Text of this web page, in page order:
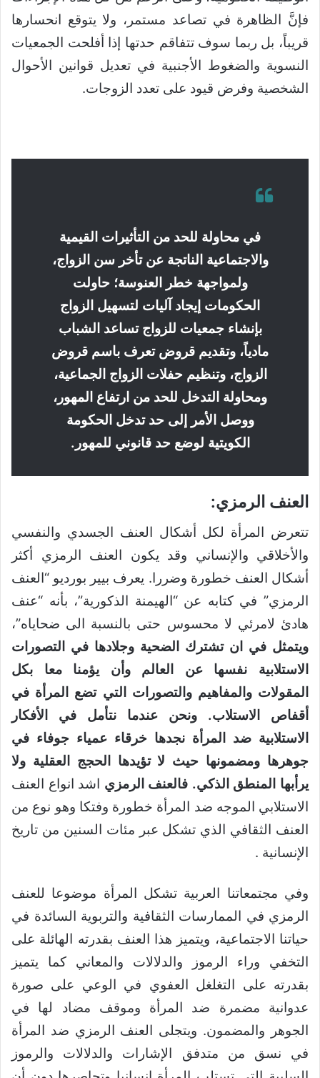
فإنَّ الظاهرة في تصاعد مستمر، ولا يتوقع انحسارها
قريباً، بل ربما سوف تتفاقم حدتها إذا أفلحت الجمعيات
النسوية والضغوط الأجنبية في تعديل قوانين الأحوال
الشخصية وفرض قيود على تعدد الزوجات.
في محاولة للحد من التأثيرات القيمية
والاجتماعية الناتجة عن تأخر سن الزواج،
ولمواجهة خطر العنوسة؛ حاولت
الحكومات إيجاد آليات لتسهيل الزواج
بإنشاء جمعيات للزواج تساعد الشباب
مادياً، وتقديم قروض تعرف باسم قروض
الزواج، وتنظيم حفلات الزواج الجماعية،
ومحاولة التدخل للحد من ارتفاع المهور،
ووصل الأمر إلى حد تدخل الحكومة
الكويتية لوضع حد قانوني للمهور.
العنف الرمزي:
تتعرض المرأة لكل أشكال العنف الجسدي والنفسي
والأخلاقي والإنساني وقد يكون العنف الرمزي أكثر
أشكال العنف خطورة وضررا. يعرف بيير بورديو “العنف
الرمزي” في كتابه عن “الهيمنة الذكورية”، بأنه “عنف
هادئ لامرئي لا محسوس حتى بالنسبة الى ضحاياه”،
ويتمثل في ان تشترك الضحية وجلادها في التصورات
الاستلابية نفسها عن العالم وأن يؤمنا معا بكل
المقولات والمفاهيم والتصورات التي تضع المرأة في
أقفاص الاستلاب. ونحن عندما نتأمل في الأفكار
الاستلابية ضد المرأة نجدها خرقاء عمياء جوفاء في
جوهرها ومضمونها حيث لا تؤيدها الحجج العقلية ولا
يرأبها المنطق الذكي. فالعنف الرمزي اشد انواع العنف
الاستلابي الموجه ضد المرأة خطورة وفتكا وهو نوع من
العنف الثقافي الذي تشكل عبر مئات السنين من تاريخ
الإنسانية .
وفي مجتمعاتنا العربية تشكل المرأة موضوعا للعنف
الرمزي في الممارسات الثقافية والتربوية السائدة في
حياتنا الاجتماعية، ويتميز هذا العنف بقدرته الهائلة على
التخفي وراء الرموز والدلالات والمعاني كما يتميز
بقدرته على التغلغل العفوي في الوعي على صورة
عدوانية مضمرة ضد المرأة وموقف مضاد لها في
الجوهر والمضمون. ويتجلى العنف الرمزي ضد المرأة
في نسق من متدفق الإشارات والدلالات والرموز